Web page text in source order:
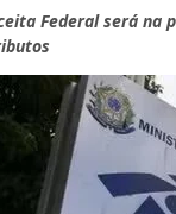
Federal será